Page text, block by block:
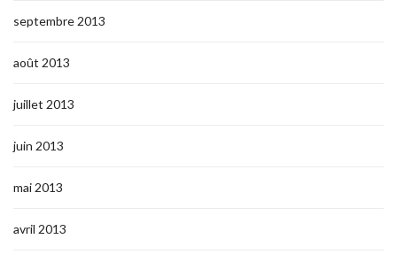
septembre 2013
août 2013
juillet 2013
juin 2013
mai 2013
avril 2013